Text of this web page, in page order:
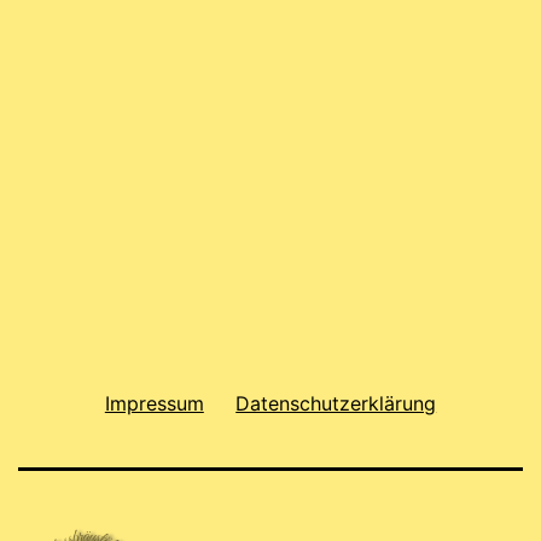
Impressum Datenschutzerklärung